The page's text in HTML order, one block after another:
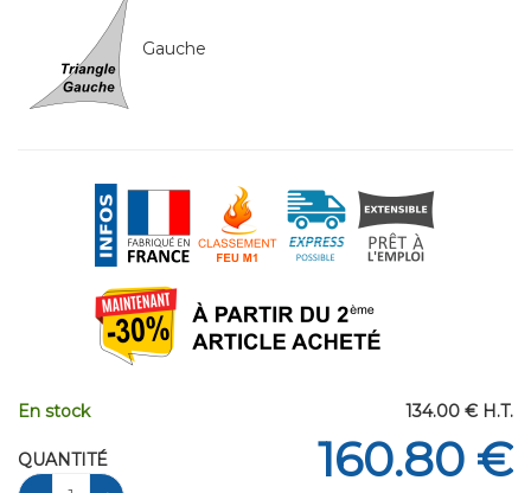
Gauche
134.00 € H.T.
160.80 €
En stock
QUANTITÉ